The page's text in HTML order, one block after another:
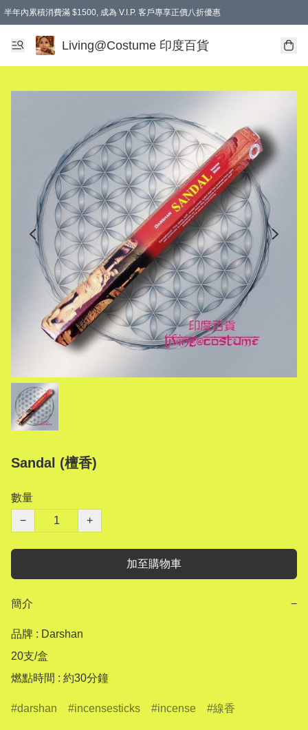
半年內累積消費滿 $1500, 成為 V.I.P. 客戶專享正價八折優惠
滿$600免本地運費
Living@Costume 印度百貨
Sandal (檀香)
數量
−
+
加至購物車
簡介 −
品牌 : Darshan
20支/盒
燃點時間 : 約30分鐘
darshan incensesticks incense 線香